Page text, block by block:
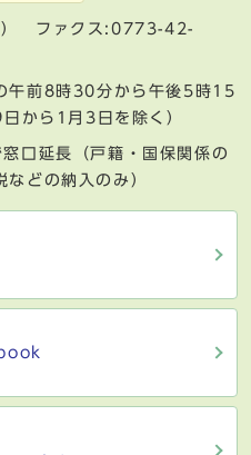
） ファクス:0773-42-
午前8時30分から午後5時15
から1月3日を除く）
口延長（戸籍・国保関係の
どの納入のみ）